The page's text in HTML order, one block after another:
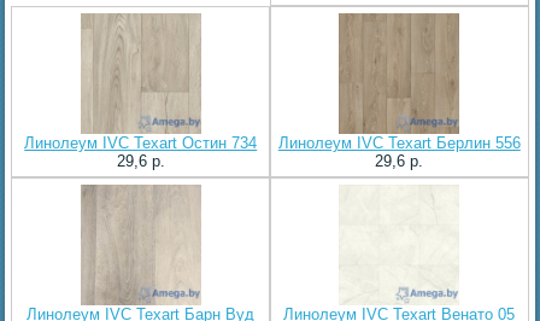
Линолеум IVC Texart Остин 734
29,6 p.
Линолеум IVC Texart Берлин 556
29,6 p.
Линолеум IVC Texart Барн Вуд Линолеум IVC Texart Венато 05